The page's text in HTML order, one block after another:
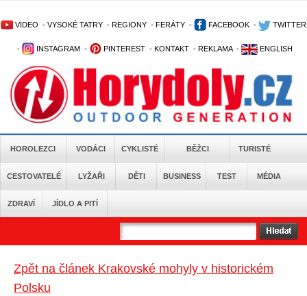
VIDEO - VYSOKÉ TATRY - REGIONY - FERÁTY - FACEBOOK - TWITTER
- INSTAGRAM - PINTEREST - KONTAKT - REKLAMA - ENGLISH
HOROLEZCI VODÁCI CYKLISTÉ BĚŽCI TURISTÉ
CESTOVATELÉ LYŽAŘI DĚTI BUSINESS TEST MÉDIA
ZDRAVÍ JÍDLO A PITÍ
Zpět na článek Krakovské mohyly v historickém
Polsku